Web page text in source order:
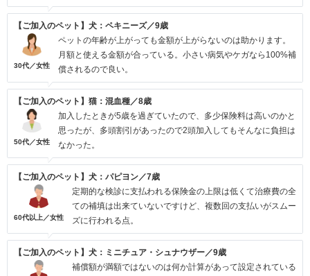
【ご加入のペット】犬：ペキニーズ／9歳
30代／女性
ペットの年齢が上がっても金額が上がらないのは助かります。
月額と使える金額が合っている。小さい病気やケガなら100%補
償されるので良い。
【ご加入のペット】猫：混血種／8歳
50代／女性
加入したときが5歳を過ぎていたので、多少保険料は高いのかと
思ったが、多頭割引があったので2頭加入してもそんなに負担は
なかった。
【ご加入のペット】犬：パピヨン／7歳
60代以上／女性
定期的な検診に支払われる保険金の上限は低くて治療費の全
ての補填は出来ていないですけど、複数回の支払いがスムー
ズに行われる点。
【ご加入のペット】犬：ミニチュア・シュナウザー／9歳
補償額が満額ではないのは何か計算があって設定されている